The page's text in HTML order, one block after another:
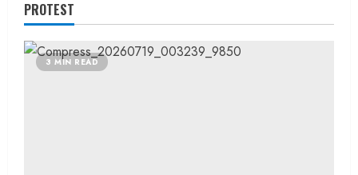
PROTEST
3 MIN READ